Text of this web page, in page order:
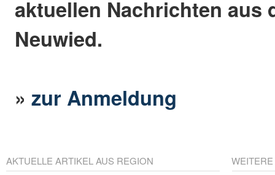
aktuellen Nachrichten aus
Neuwied.
»zur Anmeldung
AKTUELLE ARTIKEL AUS REGION